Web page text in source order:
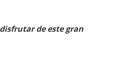
de este gran